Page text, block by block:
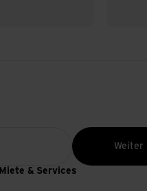
Weiter
Miete & Services